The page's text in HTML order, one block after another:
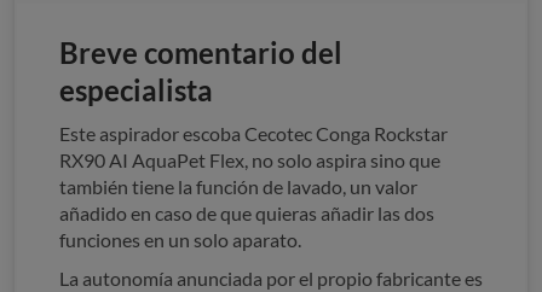
Breve comentario del
especialista
Este aspirador escoba Cecotec Conga Rockstar
RX90 AI AquaPet Flex, no solo aspira sino que
también tiene la función de lavado, un valor
añadido en caso de que quieras añadir las dos
funciones en un solo aparato.
La autonomía anunciada por el propio fabricante es